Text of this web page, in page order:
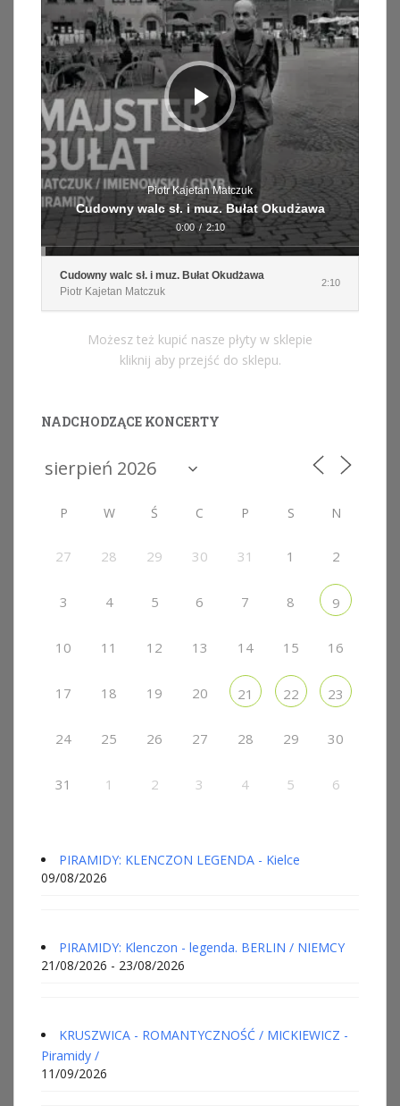
Piotr Kajetan Matczuk
Cudowny walc sł. i muz. Bułat Okudżawa
0:00 / 2:10
Cudowny walc sł. i muz. Bułat Okudżawa
Piotr Kajetan Matczuk
2:10
Możesz też kupić nasze płyty w sklepie
kliknij aby przejść do sklepu.
NADCHODZĄCE KONCERTY
P W Ś C P S N
27 28 29 30 31 1 2
3 4 5 6 7 8 9
10 11 12 13 14 15 16
17 18 19 20 21 22 23
24 25 26 27 28 29 30
31 1 2 3 4 5 6
PIRAMIDY: KLENCZON LEGENDA - Kielce
09/08/2026
PIRAMIDY: Klenczon - legenda. BERLIN / NIEMCY
21/08/2026 - 23/08/2026
KRUSZWICA - ROMANTYCZNOŚĆ / MICKIEWICZ -
Piramidy /
11/09/2026